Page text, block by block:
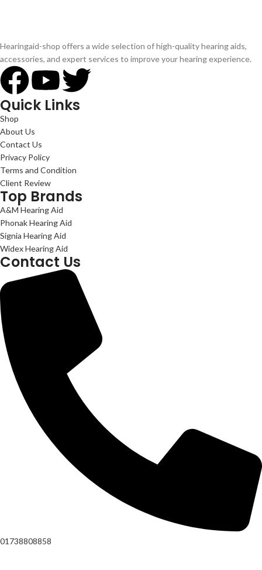
Hearingaid-shop offers a wide selection of high-quality hearing aids,
accessories, and expert services to improve your hearing experience.
Quick Links
Shop
About Us
Contact Us
Privacy Policy
Terms and Condition
Client Review
Top Brands
A&M Hearing Aid
Phonak Hearing Aid
Signia Hearing Aid
Widex Hearing Aid
Contact Us
01738808858